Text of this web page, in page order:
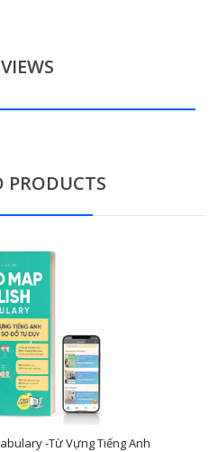
PRODUCTS
-Từ Vựng Tiếng Anh